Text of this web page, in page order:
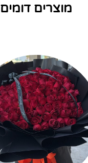
מוצרים דומים